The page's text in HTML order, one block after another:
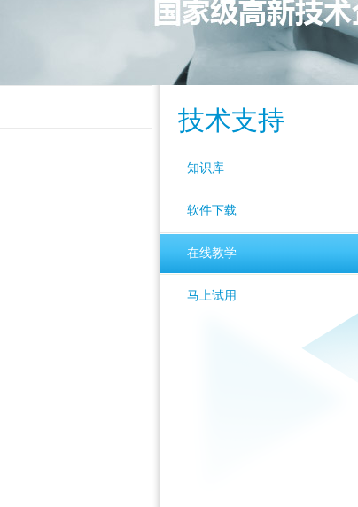
技术支持
知识库
软件下载
在线教学
马上试用